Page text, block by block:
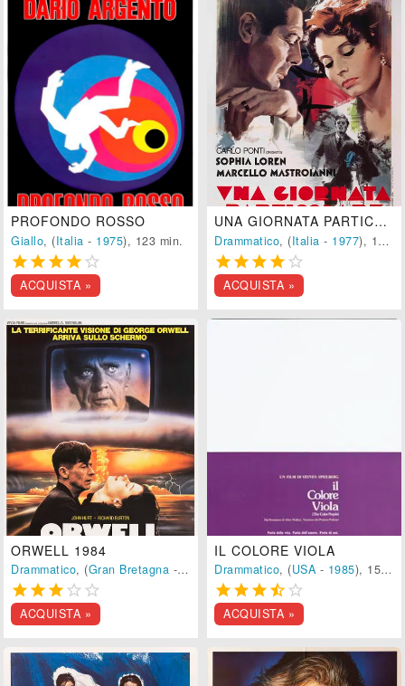
PROFONDO ROSSO
Giallo, (Italia - 1975), 123 min.
    
ACQUISTA »
UNA GIORNATA PARTICOLARE
Drammatico, (Italia - 1977), 105 min.
    
ACQUISTA »
ORWELL 1984
Drammatico, (Gran Bretagna - 1984 ), 110 min.
    
ACQUISTA »
IL COLORE VIOLA
Drammatico, (USA - 1985), 152 min.
    
ACQUISTA »